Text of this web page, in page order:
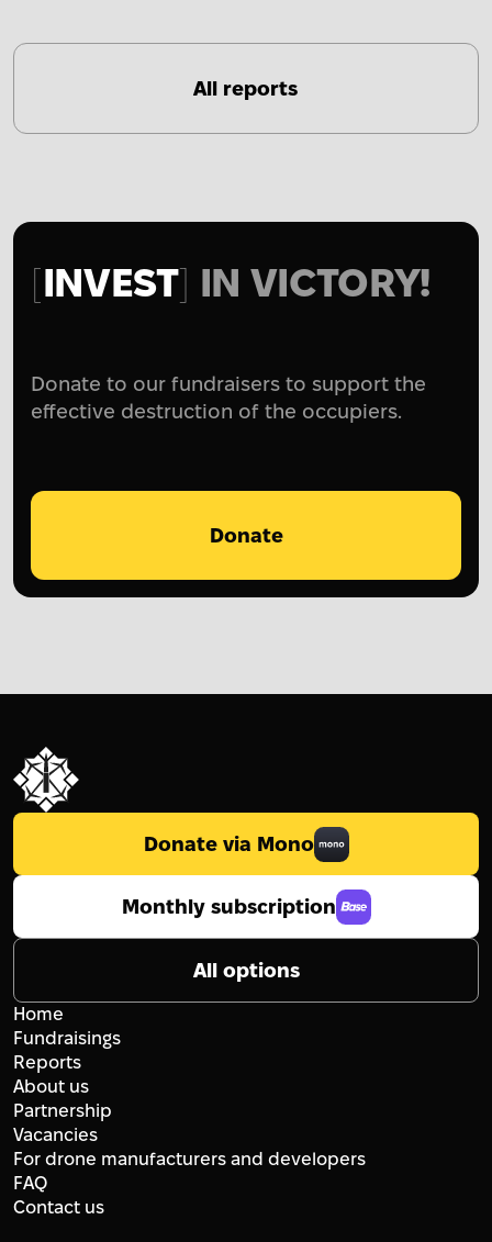
All reports
INVEST IN VICTORY!
Donate to our fundraisers to support the
effective destruction of the occupiers.
Donate
Donate via Mono
Monthly subscription
All options
Home
Fundraisings
Reports
About us
Partnership
Vacancies
For drone manufacturers and developers
FAQ
Contact us